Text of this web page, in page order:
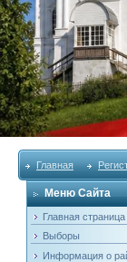
Главная
Меню Сайта
Главная страница
Выборы
Информация о